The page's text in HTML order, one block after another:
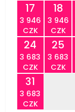
17
3 946
CZK
18
3 946
CZK
24
3 683
CZK
25
3 683
CZK
31
3 683
CZK